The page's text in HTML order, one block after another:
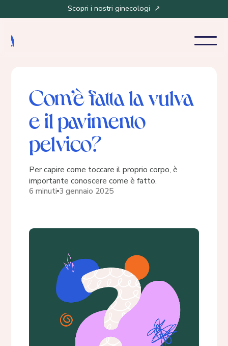
Scopri i nostri ginecologi ↗
Com’è fatta la vulva
e il pavimento
pelvico?
Per capire come toccare il proprio corpo, è
importante conoscere come è fatto.
6 minuti 3 gennaio 2025